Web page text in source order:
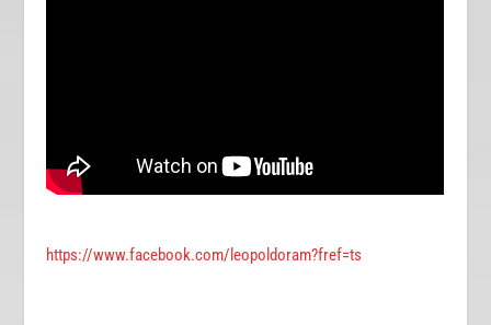
https://www.facebook.com/leopoldoram?fref=ts